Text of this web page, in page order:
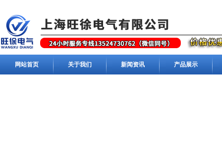
网站首页 关于我们 新闻资讯 产品展示